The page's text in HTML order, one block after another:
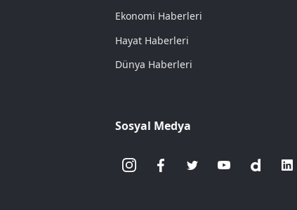
Ekonomi Haberleri
Hayat Haberleri
Dünya Haberleri
Sosyal Medya